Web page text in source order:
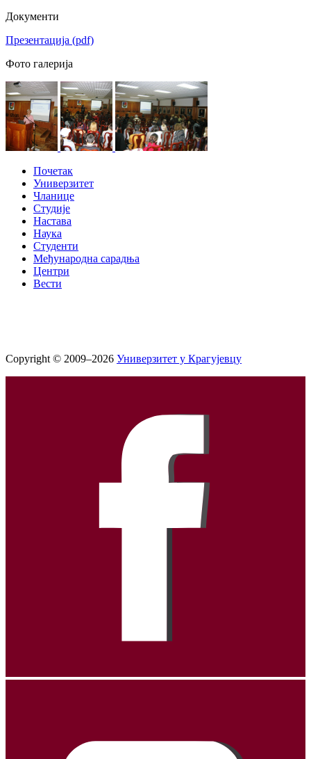
Документи
Презентација (pdf)
Фото галерија
Почетак
Универзитет
Чланице
Студије
Настава
Наука
Студенти
Међународна сарадња
Центри
Вести
Copyright © 2009–2026 Универзитет у Крагујевцу